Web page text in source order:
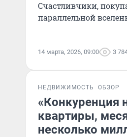
Счастливчики,
параллельной
14 марта, 2026, 09:00 3
НЕДВИЖИМОСТЬ ОБЗОР
«Конкуренция
квартиры,
несколько